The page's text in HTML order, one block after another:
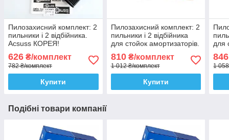
Пилозахисний комплект: 2
пильники і 2 відбійника.
Acsuss КОРЕЯ!
626 ₴/комплект
782 ₴/комплект
Купити
Пилозахисний комплект: 2
пильники і 2 відбійника
для стойок амортизаторів.
810₴/комплект
1 012 ₴/комплект
Купити
для
846
1
Подібні товари компанії